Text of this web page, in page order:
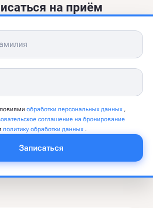
на приём
обработки персональных данных ,
соглашение на бронирование
политику обработки данных .
Записаться